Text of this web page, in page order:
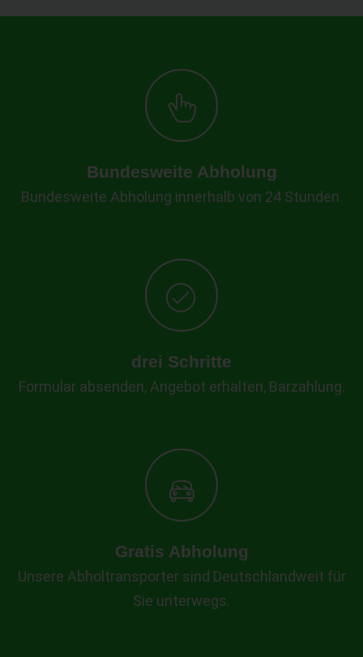
Bundesweite Abholung
Bundesweite Abholung innerhalb von 24 Stunden.
drei Schritte
Formular absenden, Angebot erhalten, Barzahlung.
Gratis Abholung
Unsere Abholtransporter sind Deutschlandweit für
Sie unterwegs.